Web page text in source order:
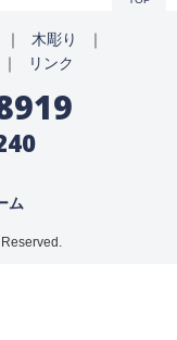
｜ 木彫り
｜
｜ リンク
ム